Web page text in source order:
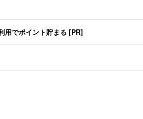
用でポイント貯まる [PR]